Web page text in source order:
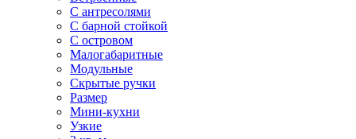
С антресолями
С барной стойкой
С островом
Малогабаритные
Модульные
Скрытые ручки
Размер
Мини-кухни
Узкие